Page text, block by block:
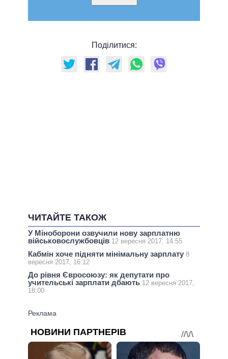
Поділитися:
ЧИТАЙТЕ ТАКОЖ
У Міноборони озвучили нову зарплатню
військовослужбовців 12 вересня 2017, 14:55
Кабмін хоче підняти мінімальну зарплату 8
вересня 2017, 16:12
До рівня Євросоюзу: як депутати про
учительські зарплати дбають 12 вересня 2017,
18:00